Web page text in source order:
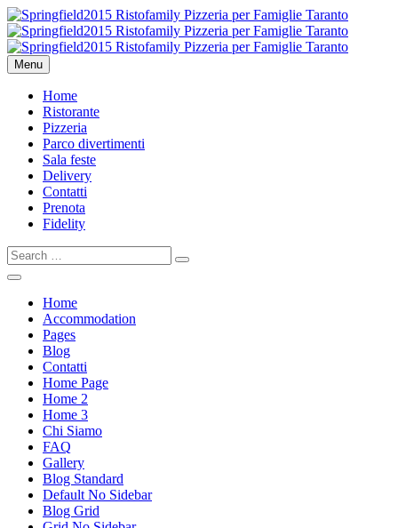
Menu
Home
Ristorante
Pizzeria
Parco divertimenti
Sala feste
Delivery
Contatti
Prenota
Fidelity
Home
Accommodation
Pages
Blog
Contatti
Home Page
Home 2
Home 3
Chi Siamo
FAQ
Gallery
Blog Standard
Default No Sidebar
Blog Grid